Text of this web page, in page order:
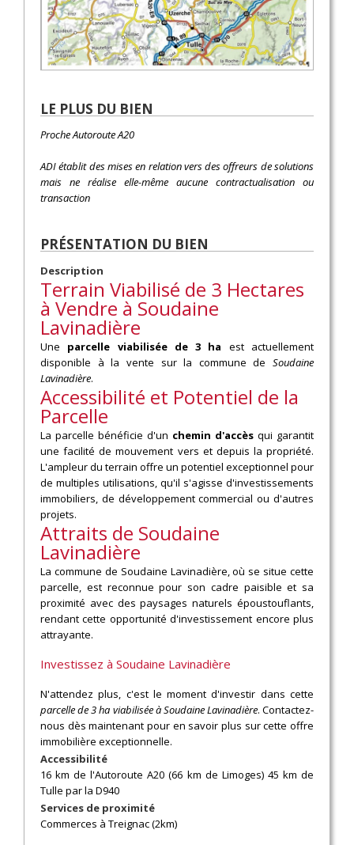
LE PLUS DU BIEN
Proche Autoroute A20
ADI établit des mises en relation vers des offreurs de solutions
mais ne réalise elle-même aucune contractualisation ou
transaction
PRÉSENTATION DU BIEN
Description
Terrain Viabilisé de 3 Hectares
à Vendre à Soudaine
Lavinadière
Une parcelle viabilisée de 3 ha est actuellement
disponible à la vente sur la commune de Soudaine
Lavinadière.
Accessibilité et Potentiel de la
Parcelle
La parcelle bénéficie d'un chemin d'accès qui garantit
une facilité de mouvement vers et depuis la propriété.
L'ampleur du terrain offre un potentiel exceptionnel pour
de multiples utilisations, qu'il s'agisse d'investissements
immobiliers, de développement commercial ou d'autres
projets.
Attraits de Soudaine
Lavinadière
La commune de Soudaine Lavinadière, où se situe cette
parcelle, est reconnue pour son cadre paisible et sa
proximité avec des paysages naturels époustouflants,
rendant cette opportunité d'investissement encore plus
attrayante.
Investissez à Soudaine Lavinadière
N'attendez plus, c'est le moment d'investir dans cette
parcelle de 3 ha viabilisée à Soudaine Lavinadière. Contactez-
nous dès maintenant pour en savoir plus sur cette offre
immobilière exceptionnelle.
Accessibilité
16 km de l'Autoroute A20 (66 km de Limoges) 45 km de
Tulle par la D940
Services de proximité
Commerces à Treignac (2km)